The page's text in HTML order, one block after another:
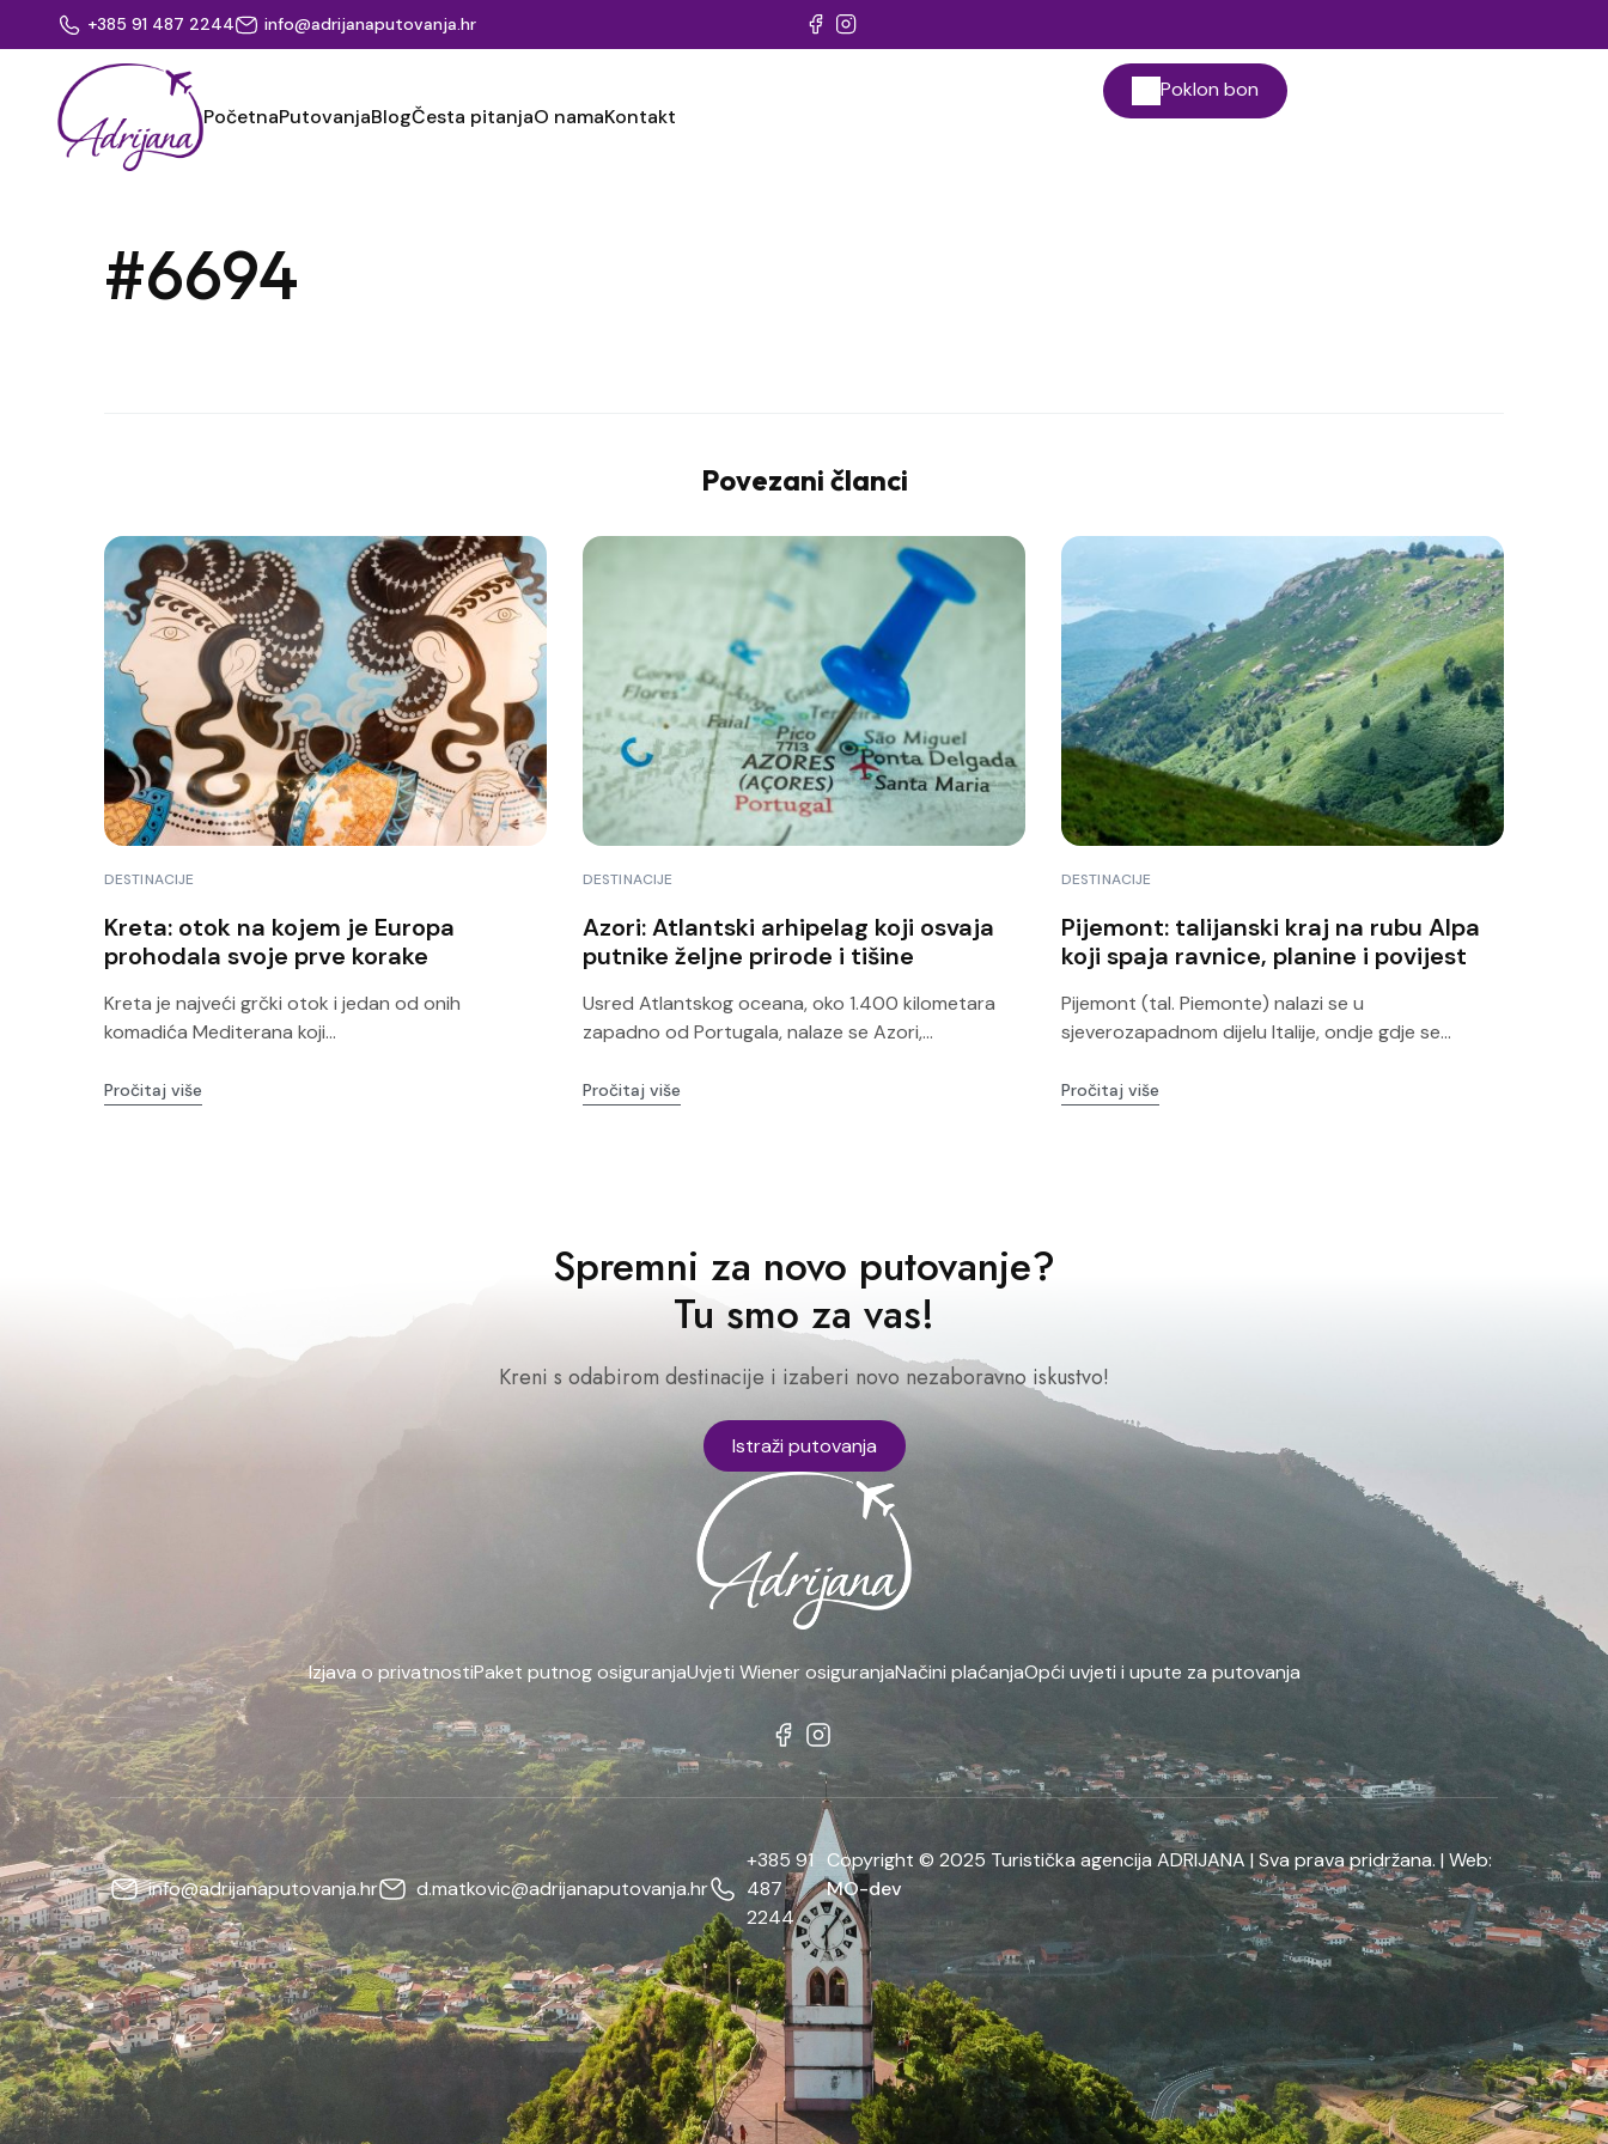
+385 91 487 2244 info@adrijanaputovanja.hr
PočetnaPutovanjaBlogČesta pitanjaO namaKontakt
Poklon bon
#6694
Povezani članci
DESTINACIJE
Kreta: otok na kojem je Europa
prohodala svoje prve korake
Kreta je najveći grčki otok i jedan od onih
komadića Mediterana koji...
Pročitaj više
DESTINACIJE
Azori: Atlantski arhipelag koji osvaja
putnike željne prirode i tišine
Usred Atlantskog oceana, oko 1.400 kilometara
zapadno od Portugala, nalaze se Azori,...
Pročitaj više
DESTINACIJE
Pijemont: talijanski kraj na rubu Alpa
koji spaja ravnice, planine i povijest
Pijemont (tal. Piemonte) nalazi se u
sjeverozapadnom dijelu Italije, ondje gdje se...
Pročitaj više
Spremni za novo putovanje?
Tu smo za vas!
Kreni s odabirom destinacije i izaberi novo nezaboravno iskustvo!
Istraži putovanja
Izjava o privatnostiPaket putnog osiguranjaUvjeti Wiener osiguranjaNačini plaćanjaOpći uvjeti i upute za putovanja
info@adrijanaputovanja.hr d.matkovic@adrijanaputovanja.hr
+385 91
487
2244
Copyright © 2025 Turistička agencija ADRIJANA | Sva prava pridržana. | Web:
MO-dev